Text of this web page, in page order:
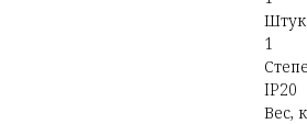
Штук
1
IP20
Вес,